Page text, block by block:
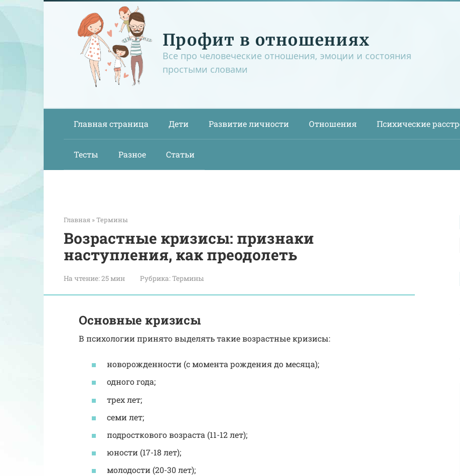
Перейти
Профит в отношениях
Все про человеческие отношения, эмоции и состояния
простыми словами
Главная страница Дети Развитие личности Отношения Психические
Тесты Разное Статьи
Главная »Термины
Возрастные кризисы: признаки
наступления, как преодолеть
На чтение:25 мин Рубрика:Термины
Основные кризисы
В психологии принято выделять такие возрастные кризисы:
новорожденности (с момента рождения до месяца);
одного года;
трех лет;
семи лет;
подросткового возраста (11-12 лет);
юности (17-18 лет);
молодости (20-30 лет);